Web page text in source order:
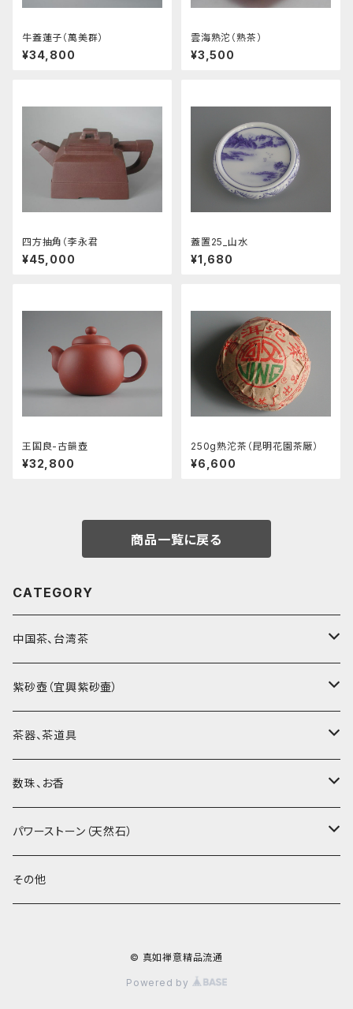
牛蓋蓮子（萬美群）
¥34,800
雲海熟沱（熟茶）
¥3,500
四方抽角（李永君
¥45,000
蓋置25_山水
¥1,680
王国良-古韻壺
¥32,800
250g熟沱茶（昆明花園茶厰）
¥6,600
商品一覧に戻る
CATEGORY
中国茶、台湾茶
烏龍茶（ウーロン茶）
黒茶（緊圧茶、普洱茶）
紅茶、白茶、緑茶
茶外茶、工藝茶、その他
紫砂壺（宜興紫砂壷）
大師、名人、高工の作品
周菊英（高級工藝美術師）
高級工藝美術師の作品
王柯鈞（高級工藝美術師）
茶器、茶道具
茶杯、聞香杯
茶海、茶漏（茶漉し）
蓋碗、壷承、茶船
数珠、お香
お香、香炉
数珠、その他
パワーストーン（天然石）
アゲート（瑪瑙）
その他
© 真如禅意精品流通
Powered by